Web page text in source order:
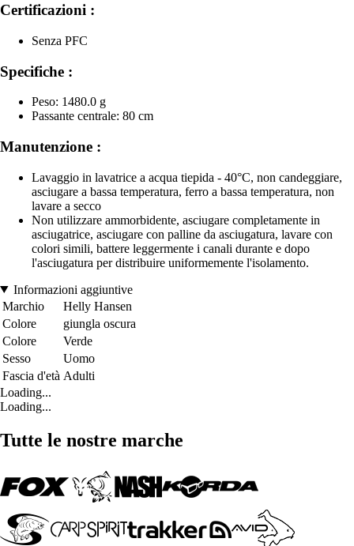
Certificazioni :
Senza PFC
Specifiche :
Peso: 1480.0 g
Passante centrale: 80 cm
Manutenzione :
Lavaggio in lavatrice a acqua tiepida - 40°C, non candeggiare,
asciugare a bassa temperatura, ferro a bassa temperatura, non
lavare a secco
Non utilizzare ammorbidente, asciugare completamente in
asciugatrice, asciugare con palline da asciugatura, lavare con
colori simili, battere leggermente i canali durante e dopo
l'asciugatura per distribuire uniformemente l'isolamento.
Informazioni aggiuntive
Marchio
Helly Hansen
Colore
giungla oscura
Colore
Verde
Sesso
Uomo
Fascia d'età Adulti
Loading...
Loading...
Tutte le nostre marche